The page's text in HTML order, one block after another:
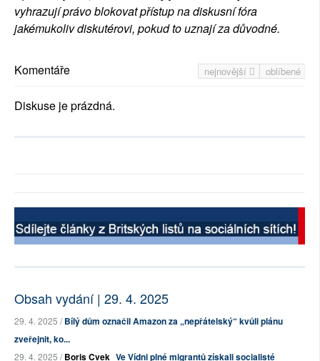
vyhrazují právo blokovat přístup na diskusní fóra
jakémukoliv diskutérovi, pokud to uznají za důvodné.
nejnovější oblíbené
Komentáře
Diskuse je prázdná.
Obsah vydání | 29. 4. 2025
29. 4. 2025 /Bílý dům označil Amazon za „nepřátelský“ kvůli plánu
zveřejnit, ko...
29. 4. 2025 /Boris Cvek Ve Vídni plné migrantů získali socialisté